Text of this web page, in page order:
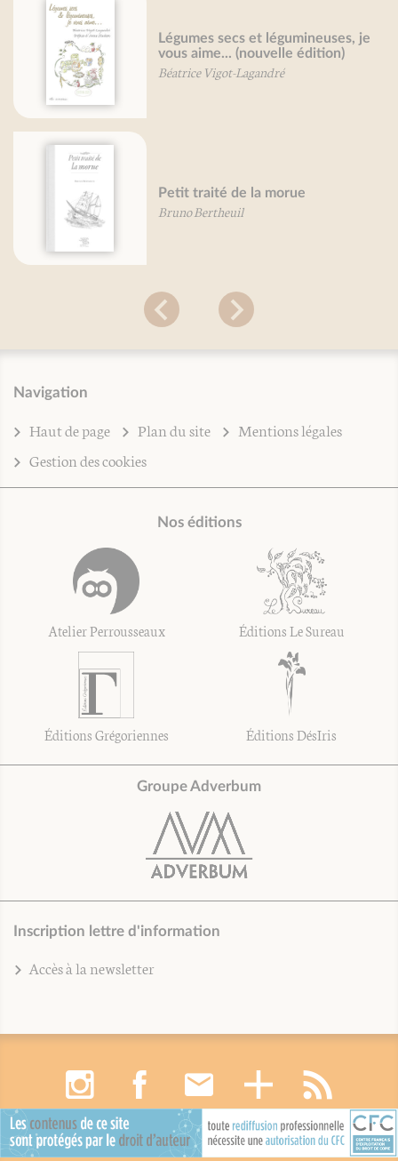
Légumes secs et légumineuses, je
vous aime... (nouvelle édition)
Béatrice Vigot-Lagandré
Petit traité de la morue
Bruno Bertheuil
Navigation
Haut de page Plan du site
Mentions légales
Gestion des cookies
Nos éditions
Atelier Perrousseaux Éditions Le Sureau
Éditions Grégoriennes Éditions DésIris
Groupe Adverbum
Inscription lettre d'information
Accès à la newsletter